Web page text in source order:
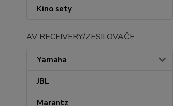
Kino sety
AV RECEIVERY/ZESILOVAČE
Yamaha
JBL
Marantz